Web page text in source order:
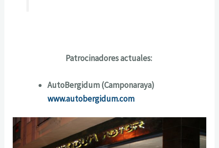
Patrocinadores actuales:
AutoBergidum (Camponaraya)
www.autobergidum.com